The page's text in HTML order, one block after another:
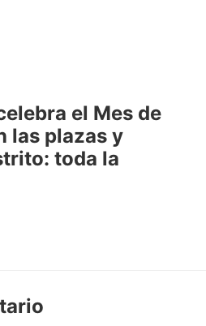
el Mes de
las plazas y
toda la